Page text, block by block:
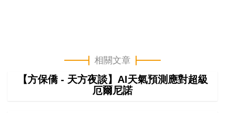
相關文章
【方保僑 - 天方夜談】AI天氣預測應對超級
厄爾尼諾